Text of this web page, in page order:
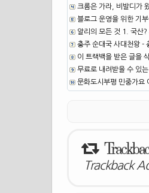
크롬은 가라, 비발디가
블로그 운영을 위한 기
알리의 모든 것 1. 국산
충주 순대국 사대천왕 -
이 트랙백을 받은 글을
무료로 내려받을 수 있
문화도시부평 민중가요
Trackback